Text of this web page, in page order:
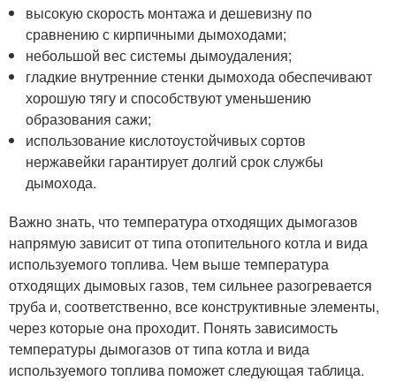
высокую скорость монтажа и дешевизну по
сравнению с кирпичными дымоходами;
небольшой вес системы дымоудаления;
гладкие внутренние стенки дымохода обеспечивают
хорошую тягу и способствуют уменьшению
образования сажи;
использование кислотоустойчивых сортов
нержавейки гарантирует долгий срок службы
дымохода.
Важно знать, что температура отходящих дымогазов
напрямую зависит от типа отопительного котла и вида
используемого топлива. Чем выше температура
отходящих дымовых газов, тем сильнее разогревается
труба и, соответственно, все конструктивные элементы,
через которые она проходит. Понять зависимость
температуры дымогазов от типа котла и вида
используемого топлива поможет следующая таблица.